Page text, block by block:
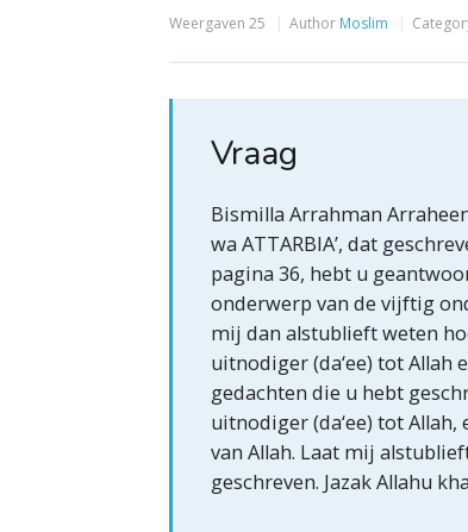
Weergaven 25 Author Moslim
Vraag
Bismilla Arrahman
wa ATTARBIA’, dat
pagina 36, hebt u
onderwerp van de vijftig
mij dan alstublieft weten
uitnodiger (da‘ee) tot Allah
gedachten die u hebt
uitnodiger (da‘ee) tot
van Allah. Laat mij
geschreven. Jazak Allahu